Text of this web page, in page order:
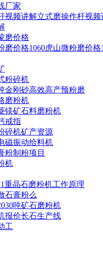
厂家
视频讲解立式磨操作杆视
磨价格
磨价格1060虎山微粉磨价
粉碎机
金刚砂高效高产预粉磨
磨粉机
镁矿石料磨粉机
戒指
碎机矿产资源
磁振动给料机
粉制粉项目
机
重晶石磨粉机工作原理
石膏粉么
吨矿石磨粉机
报价长石生产线
工